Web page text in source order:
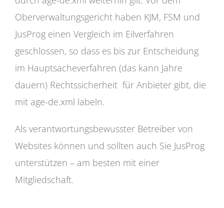
Oberverwaltungsgericht haben KJM, FSM und
JusProg einen Vergleich im Eilverfahren
geschlossen, so dass es bis zur Entscheidung
im Hauptsacheverfahren (das kann Jahre
dauern) Rechtssicherheit für Anbieter gibt, die
mit age-de.xml labeln.
Als verantwortungsbewusster Betreiber von
Websites können und sollten auch Sie JusProg
unterstützen – am besten mit einer
Mitgliedschaft.